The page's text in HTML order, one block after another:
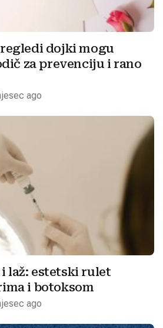
dojki mogu
za prevenciju i rano
ago
laž: estetski rulet
i botoksom
ago